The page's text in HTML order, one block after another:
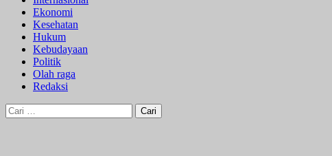
Ekonomi
Kesehatan
Hukum
Kebudayaan
Politik
Olah raga
Redaksi
Cari
untuk: